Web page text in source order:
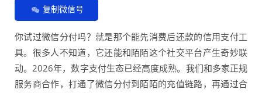
复制微信号
你试过微信分付吗？就是那个能先消费后还款的信用支付工
具。很多人不知道，它还能和陌陌这个社交平台产生奇妙联
动。2026年，数字支付生态已经高度成熟。我们和多家正规
服务商合作，打通了微信分付到陌陌的充值链路，再通过合